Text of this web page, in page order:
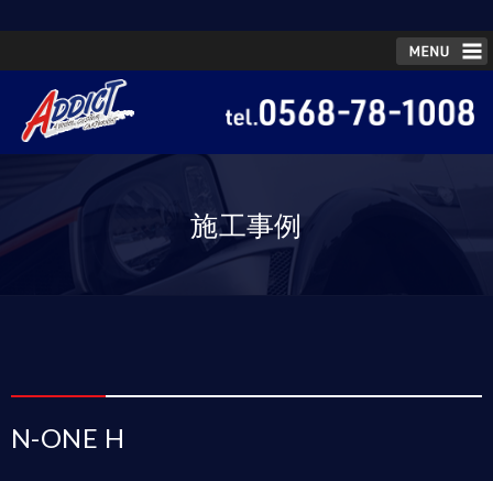
施工事例
N-ONE H